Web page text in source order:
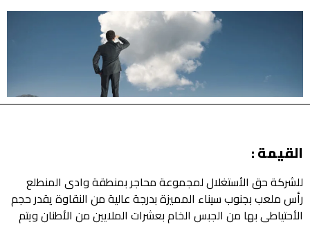
:
حق الأستغلال لمجموعة محاجر بمنطقة وادى المنطلع
ملعب بجنوب سيناء المميزة بدرجة عالية من النقاوة يقدر حجم
بها من الجبس الخام بعشرات الملايين من الأطنان ويتم